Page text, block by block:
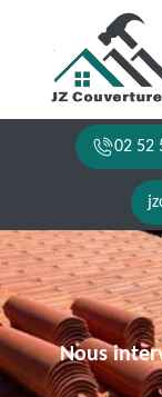
02 52
Nous